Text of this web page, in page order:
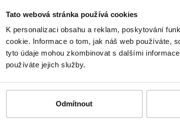
Tato webová stránka používá cookies
K personalizaci obsahu a reklam, poskytování
cookie. Informace o tom, jak náš web používáte,
tyto údaje mohou zkombinovat s dalšími
používáte jejich služby.
Odmítnout
imunološku
preporuku pretraga